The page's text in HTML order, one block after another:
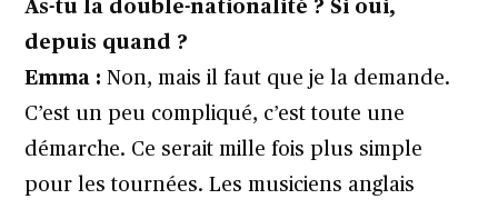
As-tu la double-nationalité ? Si oui,
depuis quand ?
Emma : Non, mais il faut que je la demande.
C’est un peu compliqué, c’est toute une
démarche. Ce serait mille fois plus simple
pour les tournées. Les musiciens anglais